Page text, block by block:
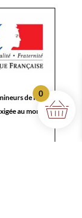
de moins
au moment
0